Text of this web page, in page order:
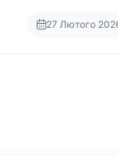
27 Лютого